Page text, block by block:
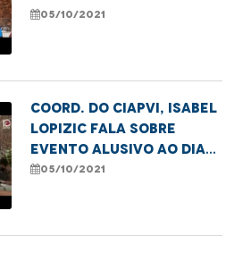
valorização e inclusão
05/10/2021
Coord. do CIAPVI, Isabel
Lopizic fala sobre
evento alusivo ao Dia
Mundial do Idoso
05/10/2021